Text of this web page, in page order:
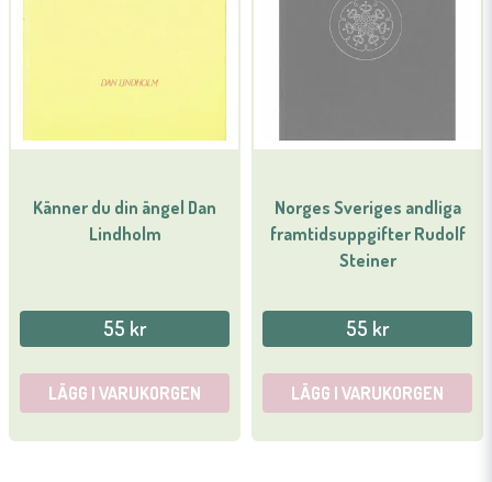
Känner du din ängel Dan
Lindholm
55 kr
LÄGG I VARUKORGEN
Norges Sveriges andliga
framtidsuppgifter Rudolf
Steiner
55 kr
LÄGG I VARUKORGEN